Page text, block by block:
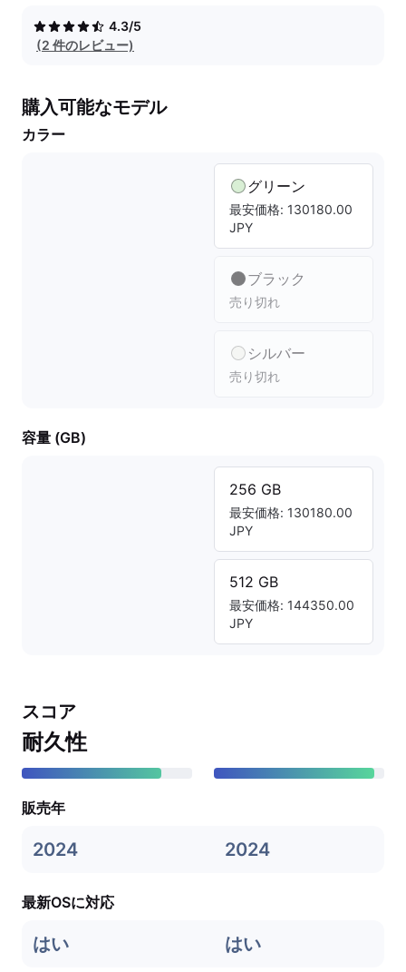
4.3/5
(2 件のレビュー)
購入可能なモデル
カラー
グリーン
最安価格: 130180.00
JPY
ブラック
売り切れ
シルバー
売り切れ
容量 (GB)
256 GB
最安価格: 130180.00
JPY
512 GB
最安価格: 144350.00
JPY
スコア
耐久性
販売年
2024 2024
最新OSに対応
はい はい